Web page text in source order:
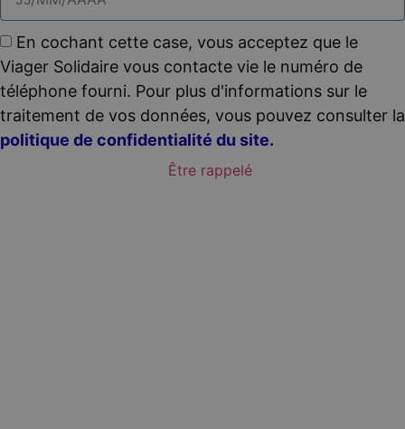
En cochant cette case, vous acceptez que le
Viager Solidaire vous contacte vie le numéro de
téléphone fourni. Pour plus d'informations sur le
traitement de vos données, vous pouvez consulter la
politique de confidentialité du site.
Être rappelé